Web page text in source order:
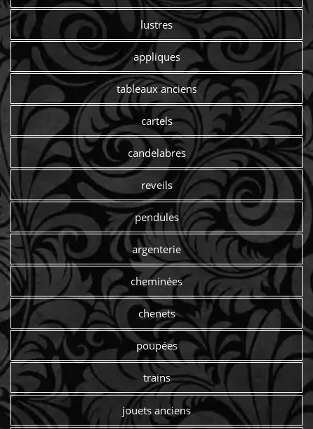
lustres
appliques
tableaux anciens
cartels
candelabres
reveils
pendules
argenterie
cheminées
chenets
poupées
trains
jouets anciens